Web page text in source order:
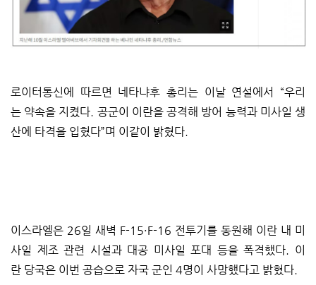
로이터통신에 따르면 네타냐후 총리는 이날 연설에서 “우리
는 약속을 지켰다. 공군이 이란을 공격해 방어 능력과 미사일 생
산에 타격을 입혔다”며 이같이 밝혔다.
이스라엘은 26일 새벽 F-15·F-16 전투기를 동원해 이란 내 미
사일 제조 관련 시설과 대공 미사일 포대 등을 폭격했다. 이
란 당국은 이번 공습으로 자국 군인 4명이 사망했다고 밝혔다.